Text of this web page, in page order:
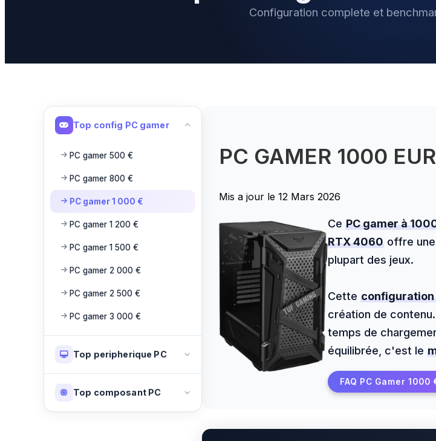
Configuration complete et
Top config PC gamer
PC gamer 500 €
PC gamer 800 €
PC gamer 1 000 €
PC gamer 1 200 €
PC gamer 1 500 €
PC gamer 2 000 €
PC gamer 2 500 €
PC gamer 3 000 €
Top peripherique PC
Top composant PC
PC GAMER 1000
Mis a jour le 12 Mars 2026
Ce PC gamer à
RTX 4060 offre
plupart des jeux.
Cette configuration
création de
temps de
équilibrée, c'est le
FAQ PC Gamer 1000